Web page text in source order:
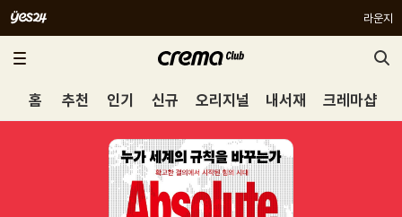
라운지
홈 추천 인기 신규 오리지널 내서재 크레마샵